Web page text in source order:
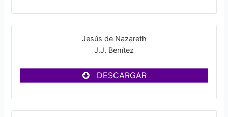
Jesús de Nazareth
J.J. Benítez
DESCARGAR